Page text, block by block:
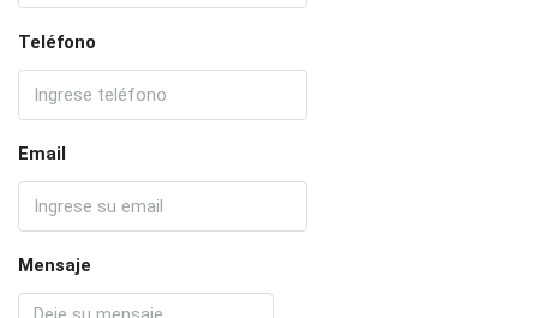
Teléfono
Email
Mensaje